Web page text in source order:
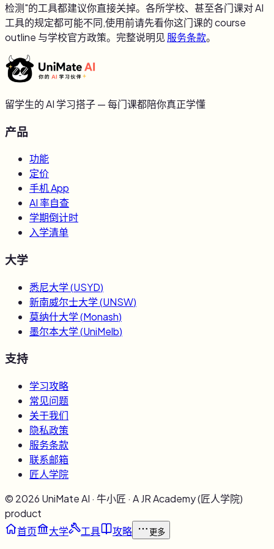
检测"的工具都建议你直接关掉。各所学校、甚至各门课对 AI
工具的规定都可能不同,使用前请先看你这门课的 course
outline 与学校官方政策。完整说明见 服务条款。
留学生的 AI 学习搭子 — 每门课都陪你真正学懂
产品
功能
定价
手机 App
AI 率自查
学期倒计时
入学清单
大学
悉尼大学(USYD)
新南威尔士大学(UNSW)
莫纳什大学(Monash)
墨尔本大学(UniMelb)
支持
学习攻略
常见问题
关于我们
隐私政策
服务条款
联系邮箱
匠人学院
© 2026 UniMate AI · 牛小匠 · A JR Academy (匠人学院)
product
首页
大学 工具 攻略 更多